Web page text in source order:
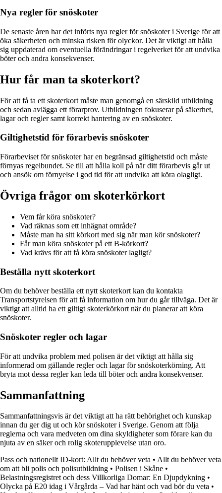
Nya regler för snöskoter
De senaste åren har det införts nya regler för snöskoter i Sverige för att
öka säkerheten och minska risken för olyckor. Det är viktigt att hålla
sig uppdaterad om eventuella förändringar i regelverket för att undvika
böter och andra konsekvenser.
Hur får man ta skoterkort?
För att få ta ett skoterkort måste man genomgå en särskild utbildning
och sedan avlägga ett förarprov. Utbildningen fokuserar på säkerhet,
lagar och regler samt korrekt hantering av en snöskoter.
Giltighetstid för förarbevis snöskoter
Förarbeviset för snöskoter har en begränsad giltighetstid och måste
förnyas regelbundet. Se till att hålla koll på när ditt förarbevis går ut
och ansök om förnyelse i god tid för att undvika att köra olagligt.
Övriga frågor om skoterkörkort
Vem får köra snöskoter?
Vad räknas som ett inhägnat område?
Måste man ha sitt körkort med sig när man kör snöskoter?
Får man köra snöskoter på ett B-körkort?
Vad krävs för att få köra snöskoter lagligt?
Beställa nytt skoterkort
Om du behöver beställa ett nytt skoterkort kan du kontakta
Transportstyrelsen för att få information om hur du går tillväga. Det är
viktigt att alltid ha ett giltigt skoterkörkort när du planerar att köra
snöskoter.
Snöskoter regler och lagar
För att undvika problem med polisen är det viktigt att hålla sig
informerad om gällande regler och lagar för snöskoterkörning. Att
bryta mot dessa regler kan leda till böter och andra konsekvenser.
Sammanfattning
Sammanfattningsvis är det viktigt att ha rätt behörighet och kunskap
innan du ger dig ut och kör snöskoter i Sverige. Genom att följa
reglerna och vara medveten om dina skyldigheter som förare kan du
njuta av en säker och rolig skoterupplevelse utan oro.
Pass och nationellt ID-kort: Allt du behöver veta • Allt du behöver veta
om att bli polis och polisutbildning • Polisen i Skåne •
Belastningsregistret och dess Villkorliga Domar: En Djupdykning •
Olycka på E20 idag i Vårgårda – Vad har hänt och vad bör du veta •